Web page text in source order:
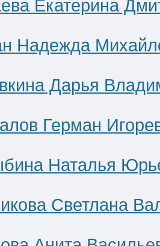
Екатерина
Надежда
Дарья
Герман
Наталья
Светлана